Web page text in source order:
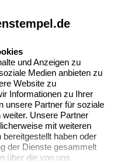
Über uns
Sie uns
in
und Anzeigen zu
Medien anbieten zu
Website zu
Informationen zu Ihrer
unsere Partner für soziale
Unsere Partner
mit weiteren
haben oder
der Dienste gesammelt
über die von uns